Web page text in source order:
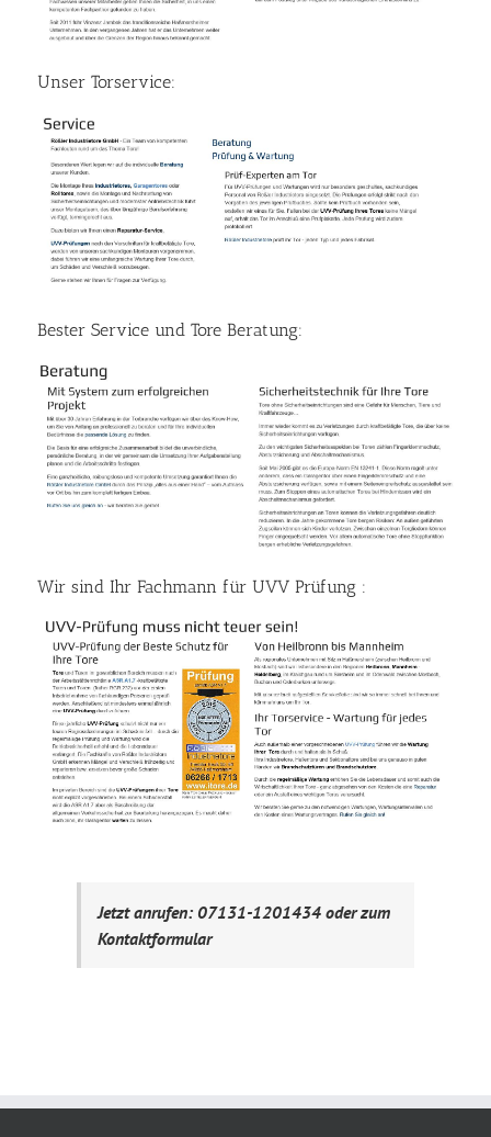
Unser Torservice:
Bester Service und Tore Beratung:
Wir sind Ihr Fachmann für UVV Prüfung :
Jetzt anrufen: 07131-1201434 oder zum
Kontaktformular